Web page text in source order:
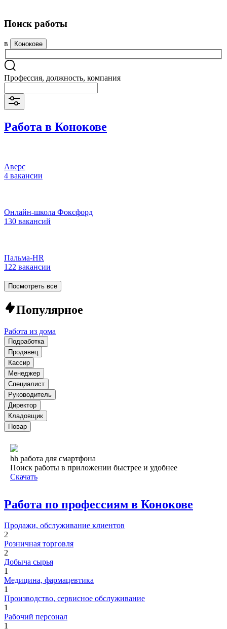
Поиск работы
в Конокове
Профессия, должность, компания
Работа в Конокове
Аверс
4 вакансии
Онлайн-школа Фоксфорд
130 вакансий
Пальма-HR
122 вакансии
Посмотреть все
Популярное
Работа из дома
Подработка
Продавец
Кассир
Менеджер
Специалист
Руководитель
Директор
Кладовщик
Повар
hh работа для смартфона
Поиск работы в приложении быстрее и удобнее
Скачать
Работа по профессиям в Конокове
Продажи, обслуживание клиентов
2
Розничная торговля
2
Добыча сырья
1
Медицина, фармацевтика
1
Производство, сервисное обслуживание
1
Рабочий персонал
1